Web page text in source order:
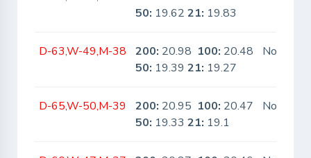
50: 19.6221: 19.83
D-63,W-49,M-38 200: 20.98 100: 20.48
50: 19.3921: 19.27
No
D-65,W-50,M-39 200: 20.95 100: 20.47
50: 19.3321: 19.1
No